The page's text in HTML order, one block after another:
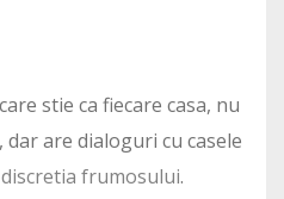
stie ca fiecare casa, nu
are dialoguri cu casele
frumosului.